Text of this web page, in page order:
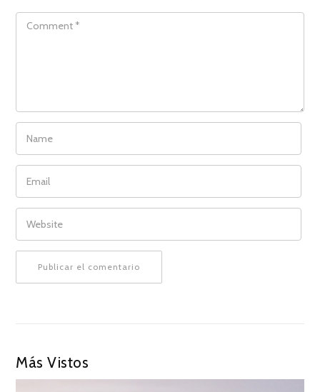
COMMENT
NAME
EMAIL
WEBSITE
Más Vistos